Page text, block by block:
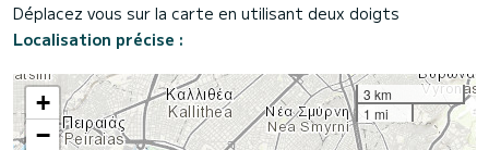
Déplacez vous sur la carte en utilisant deux doigts
Localisation précise :
+
−
3 km
1 mi